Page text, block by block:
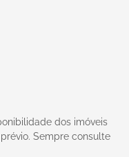
dos imóveis
Sempre consulte